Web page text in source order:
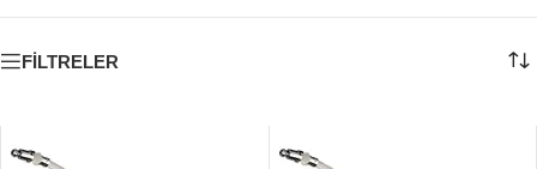
FİLTRELER